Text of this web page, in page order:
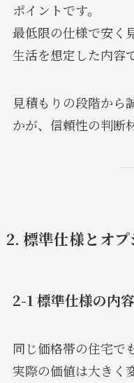
ポイントです。
最低限の仕様で安く
生活を想定した内容
見積もりの段階から
かが、信頼性の判断
2. 標準仕様とオ
2-1 標準仕様の内容
同じ価格帯の住宅で
実際の価値は大きく